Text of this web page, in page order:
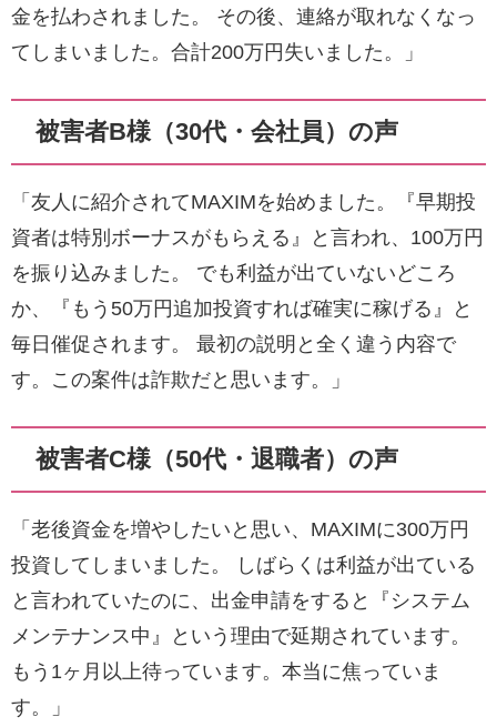
金を払わされました。 その後、連絡が取れなくなっ
てしまいました。合計200万円失いました。」
被害者B様（30代・会社員）の声
「友人に紹介されてMAXIMを始めました。『早期投
資者は特別ボーナスがもらえる』と言われ、100万円
を振り込みました。 でも利益が出ていないどころ
か、『もう50万円追加投資すれば確実に稼げる』と
毎日催促されます。 最初の説明と全く違う内容で
す。この案件は詐欺だと思います。」
被害者C様（50代・退職者）の声
「老後資金を増やしたいと思い、MAXIMに300万円
投資してしまいました。 しばらくは利益が出ている
と言われていたのに、出金申請をすると『システム
メンテナンス中』という理由で延期されています。
もう1ヶ月以上待っています。本当に焦っていま
す。」